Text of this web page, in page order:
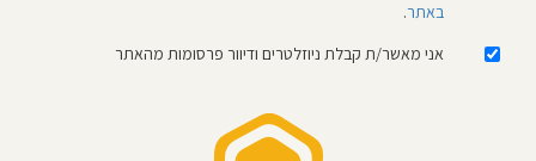
באתר.
אני מאשר/ת קבלת ניוזלטרים ודיוור פרסומות מהאתר